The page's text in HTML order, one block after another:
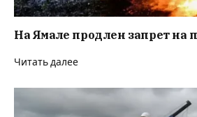
На Ямале продлен запрет на
Читать далее